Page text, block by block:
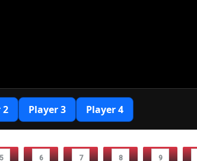
5 6 7 8 9